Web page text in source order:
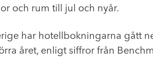
och rum till jul och nyår.
har hotellbokningarna gått
året, enligt siffror från